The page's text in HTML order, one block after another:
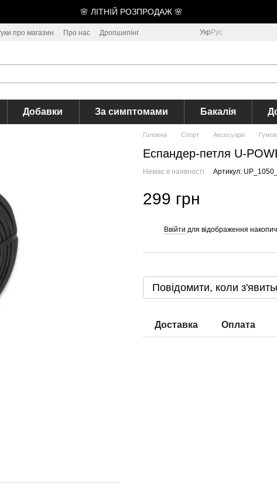
🌸 ЛІТНІЙ РОЗПРОДАЖ 🌸
про магазин Про нас Дропшипінг Укр Рус
Добавки За симптомами Бакалія
Головна Спорт Аксесуари
Еспандер-петля U-
Немає в наявності Артикул:
299 грн
Ввійти для відображення
Повідомити, коли
Доставка Оплата